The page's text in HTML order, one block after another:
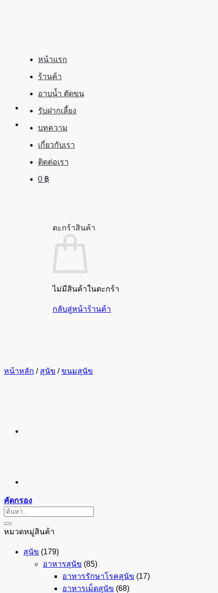
หน้าแรก
ร้านค้า
อาบน้ำ ตัดขน
รับฝากเลี้ยง
บทความ
เกี่ยวกับเรา
ติดต่อเรา
0 ฿
ตะกร้าสินค้า
ไม่มีสินค้าในตะกร้า
กลับสู่หน้าร้านค้า
หน้าหลัก / สุนัข / ขนมสุนัข
คัดกรอง
ค้นหา:
หมวดหมู่สินค้า
สุนัข (179)
อาหารสุนัข (85)
อาหารรักษาโรคสุนัข (17)
อาหารเม็ดสุนัข (68)